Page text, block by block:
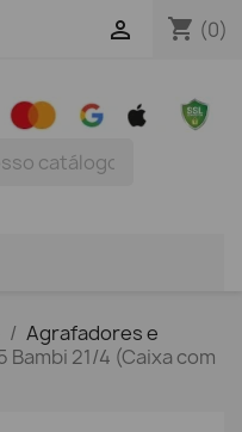
shopping_cart (0)

Agrafadores e
Bambi 21/4 (Caixa com